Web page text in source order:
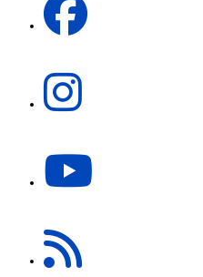
pestaña
abre
abre
nueva
pestaña
en